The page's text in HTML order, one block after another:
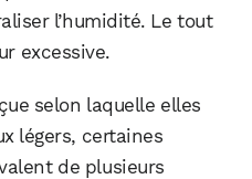
l’humidité. Le tout
excessive.
selon laquelle elles
légers, certaines
de plusieurs